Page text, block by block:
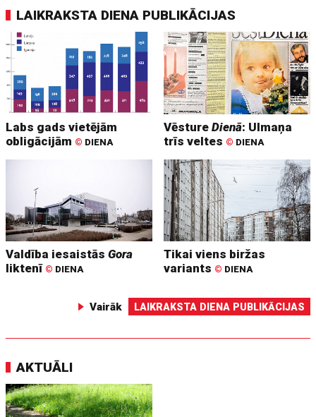
LAIKRAKSTA DIENA PUBLIKĀCIJAS
Labs gads vietējām
obligācijām © DIENA
VēstureDienā: Ulmaņa
trīs veltes © DIENA
Valdība iesaistāsGora
liktenī © DIENA
Tikai viens biržas
variants © DIENA
Vairāk LAIKRAKSTA DIENA PUBLIKĀCIJAS
AKTUĀLI